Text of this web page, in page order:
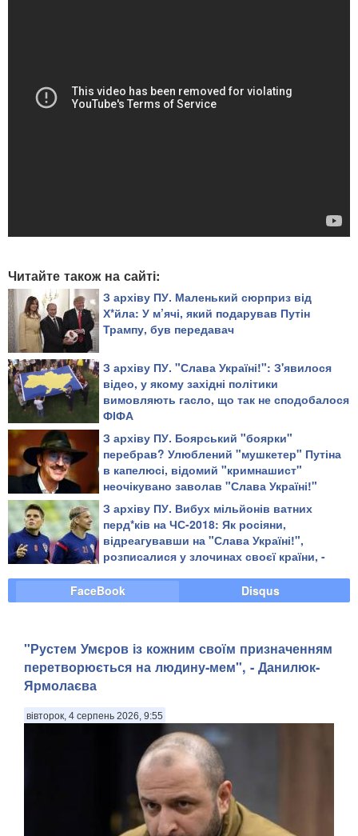
Читайте також на сайті:
З архіву ПУ. Маленький сюрприз від
Х*йла: У м’ячі, який подарував Путін
Трампу, був передавач
З архіву ПУ. "Слава Україні!": З'явилося
відео, у якому західні політики
вимовляють гасло, що так не сподобалося
ФІФА
З архіву ПУ. Боярський "боярки"
перебрав? Улюблений "мушкетер" Путіна
в капелюсі, відомий "кримнашист"
неочікувано заволав "Слава Україні!"
З архіву ПУ. Вибух мільйонів ватних
перд*ків на ЧС-2018: Як росіяни,
відреагувавши на "Слава Україні!",
розписалися у злочинах своєї країни, -
FaceBook
Disqus
"Рустем Умєров із кожним своїм призначенням
перетворюється на людину-мем", - Данилюк-
Ярмолаєва
вівторок, 4 серпень 2026, 9:55